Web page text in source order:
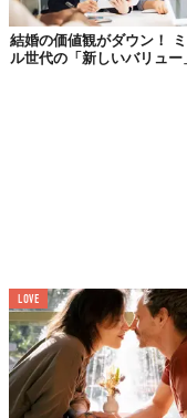
おやつ選びで重視する
「美味しさ」（40.7%
（12.7%）はX世代の
（16.1%）もX世代の
る傾向が強い。実際に
ュース・スムージー」
ツ」といった、ヘルシ
多く選ばれている。
結婚の価値観がダウン！
ル世代の「新しいバリュー
LOVE